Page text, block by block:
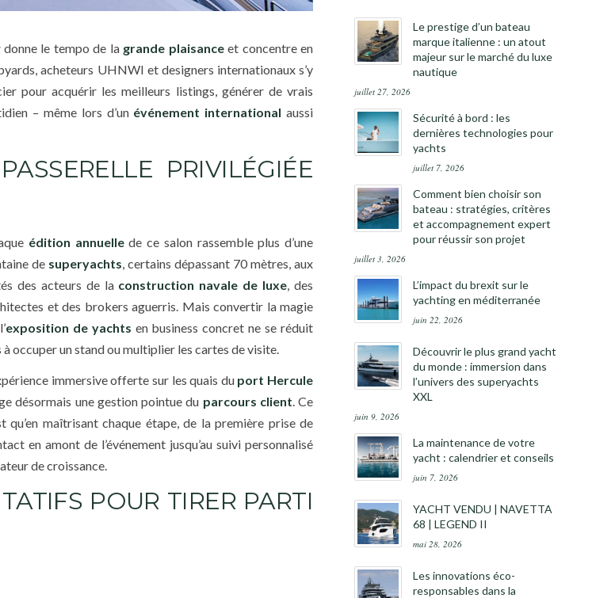
donne le tempo de la grande plaisanceet concentre en
acheteurs UHNWI et designers internationaux s’y
pour acquérir les meilleurs listings, générer de vrais
– même lors d’un événement international aussi
PRIVILÉGIÉE
édition annuellede ce salon rassemble plus d’une
de superyachts, certains dépassant 70 mètres, aux
des acteurs de la construction navale de luxe, des
et des brokers aguerris. Mais convertir la magie
exposition de yachts en business concret ne se réduit
à occuper un stand ou multiplier les cartes de visite.
immersive offerte sur les quais du port Hercule
désormais une gestion pointue du parcours client. Ce
qu’en maîtrisant chaque étape, de la première prise de
en amont de l’événement jusqu’au suivi personnalisé
de croissance.
POUR TIRER PARTI
Le prestige d’un bateau
marque italienne : un atout
majeur sur le marché du luxe
nautique
juillet 27, 2026
Sécurité à bord : les
dernières technologies pour
yachts
juillet 7, 2026
Comment bien choisir son
bateau : stratégies, critères
et accompagnement expert
pour réussir son projet
juillet 3, 2026
L’impact du brexit sur le
yachting en méditerranée
juin 22, 2026
Découvrir le plus grand yacht
du monde : immersion dans
l’univers des superyachts
XXL
juin 9, 2026
La maintenance de votre
yacht : calendrier et conseils
juin 7, 2026
YACHT VENDU | NAVETTA
68 | LEGEND II
mai 28, 2026
Les innovations éco-
responsables dans la